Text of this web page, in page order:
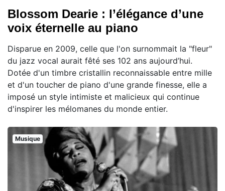
Blossom Dearie : l’élégance d’une
voix éternelle au piano
Disparue en 2009, celle que l'on surnommait la "fleur"
du jazz vocal aurait fêté ses 102 ans aujourd’hui.
Dotée d'un timbre cristallin reconnaissable entre mille
et d'un toucher de piano d'une grande finesse, elle a
imposé un style intimiste et malicieux qui continue
d'inspirer les mélomanes du monde entier.
Musique